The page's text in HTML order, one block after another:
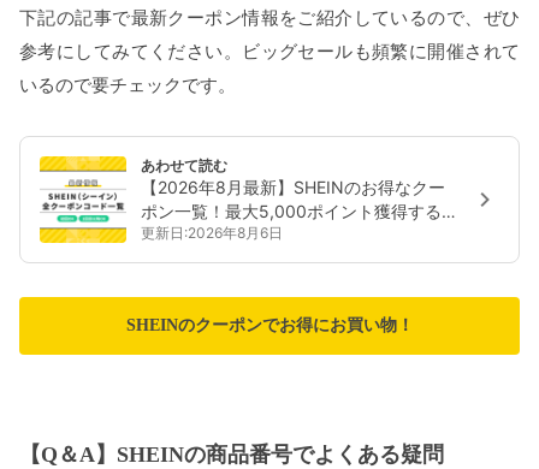
下記の記事で最新クーポン情報をご紹介しているので、ぜひ
参考にしてみてください。ビッグセールも頻繁に開催されて
いるので要チェックです。
あわせて読む
【2026年8月最新】SHEINのお得なクー
ポン一覧！最大5,000ポイント獲得する
方法や使用方法も解説
更新日:2026年8月6日
SHEINのクーポンでお得にお買い物！
【Q＆A】SHEINの商品番号でよくある疑問